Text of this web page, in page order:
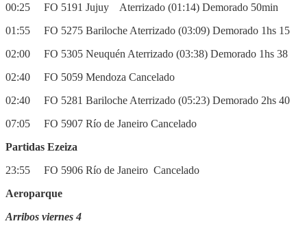
00:25 FO 5191 Jujuy Aterrizado (01:14) Demorado 50min
01:55 FO 5275 Bariloche Aterrizado (03:09) Demorado 1hs 15
02:00 FO 5305 Neuquén Aterrizado (03:38) Demorado 1hs 38
02:40 FO 5059 Mendoza Cancelado
02:40 FO 5281 Bariloche Aterrizado (05:23) Demorado 2hs 40
07:05 FO 5907 Río de Janeiro Cancelado
Partidas Ezeiza
23:55 FO 5906 Río de Janeiro Cancelado
Aeroparque
Arribos viernes 4